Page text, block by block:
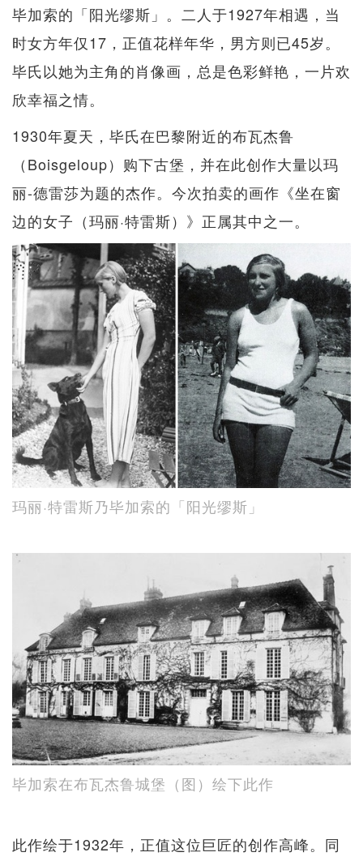
毕加索的「阳光缪斯」。二人于1927年相遇，当
时女方年仅17，正值花样年华，男方则已45岁。
毕氏以她为主角的肖像画，总是色彩鲜艳，一片欢
欣幸福之情。
1930年夏天，毕氏在巴黎附近的布瓦杰鲁
（Boisgeloup）购下古堡，并在此创作大量以玛
丽-德雷莎为题的杰作。今次拍卖的画作《坐在窗
边的女子（玛丽·特雷斯）》正属其中之一。
玛丽·特雷斯乃毕加索的「阳光缪斯」
毕加索在布瓦杰鲁城堡（图）绘下此作
此作绘于1932年，正值这位巨匠的创作高峰。同